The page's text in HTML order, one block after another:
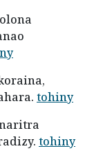
tohiny
tohiny